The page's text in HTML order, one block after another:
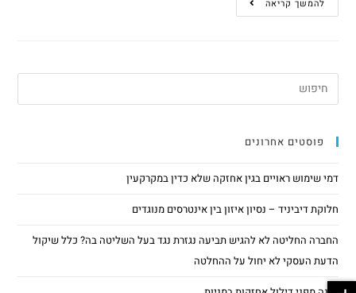
להמשך קריאה
פוסטים אחרונים
דמי שימוש ראויים בגין אחזקה שלא כדין במקרקעין
חלוקת דיביניד – נסיון איזון בין אינטרסים מנוגדים
החברה החליטה לא להגיש תביעה נגזרת נגד בעל השליטה בה? כלל שיקול
הדעת העסקי לא יחול על ההחלטה